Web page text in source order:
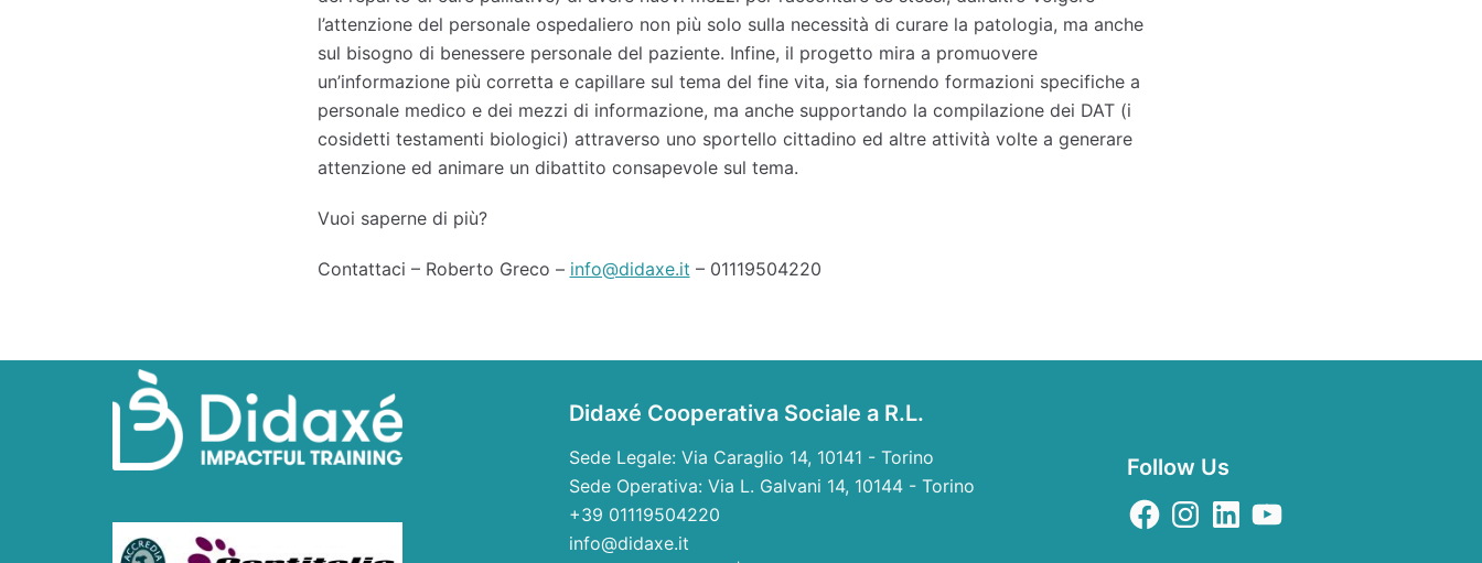
l’attenzione del personale ospedaliero non più solo sulla necessità di curare la patologia, ma anche
sul bisogno di benessere personale del paziente. Infine, il progetto mira a promuovere
un’informazione più corretta e capillare sul tema del fine vita, sia fornendo formazioni specifiche a
personale medico e dei mezzi di informazione, ma anche supportando la compilazione dei DAT (i
cosidetti testamenti biologici) attraverso uno sportello cittadino ed altre attività volte a generare
attenzione ed animare un dibattito consapevole sul tema.
Vuoi saperne di più?
Contattaci – Roberto Greco – info@didaxe.it – 01119504220
Didaxé Cooperativa Sociale a R.L.
Sede Legale: Via Caraglio 14, 10141 - Torino
Sede Operativa: Via L. Galvani 14, 10144 - Torino
+39 01119504220
info@didaxe.it
Follow Us